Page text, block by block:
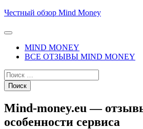
Перейти
содержимому
Честный обзор Mind Money
MIND MONEY
ВСЕ ОТЗЫВЫ MIND MONEY
Mind-money.eu —
особенности сервиса